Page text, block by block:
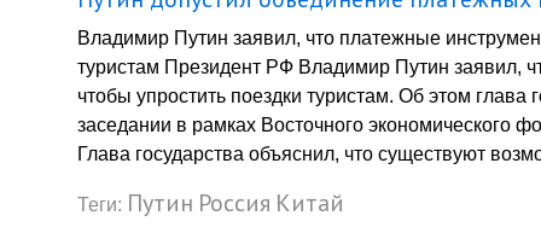
Владимир Путин заявил, что платежные
туристам Президент РФ Владимир Путин заявил,
чтобы упростить поездки туристам. Об этом
заседании в рамках Восточного экономического
Глава государства объяснил, что существуют
Теги: Путин Россия Китай